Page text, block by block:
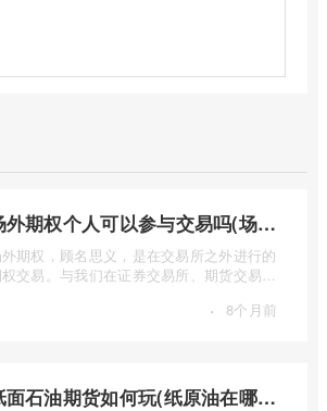
场外期权个人可以参与交易吗(场外个股期权怎样交易)
外期权，顾名思义，是在交易所之外进行的
交易。与我们在证券交易所、期货交易所
· 8个月前
纸面石油期货如何玩(纸原油在哪里交易)